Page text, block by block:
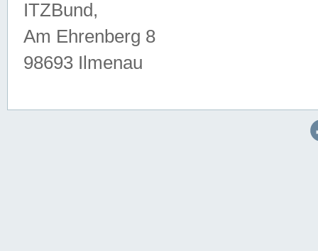
ITZBund,
Am Ehrenberg 8
98693 Ilmenau